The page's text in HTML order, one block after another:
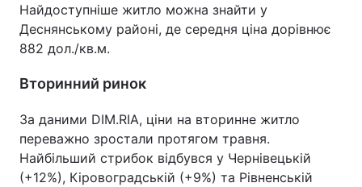
Найдоступніше житло можна знайти у
Деснянському районі, де середня ціна дорівнює
882 дол./кв.м.
Вторинний ринок
За даними DIM.RIA, ціни на вторинне житло
переважно зростали протягом травня.
Найбільший стрибок відбувся у Чернівецькій
(+12%), Кіровоградській (+9%) та Рівненській